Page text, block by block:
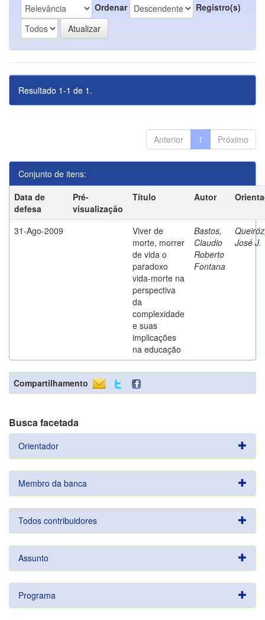
Ordenar Registro(s)
Resultado 1-1 de 1.
Anterior 1 Próximo
Conjunto de itens:
Data de
defesa
Pré-
visualização
Título Autor
31-Ago-2009
Viver de
morte, morrer
de vida o
paradoxo
vida-morte na
perspectiva
da
complexidade
e suas
implicações
na educação
Bastos,
Claudio
Roberto
Fontana
José J.
Compartilhamento
Busca facetada
Orientador
Membro da banca
Todos contribuidores
Assunto
Programa